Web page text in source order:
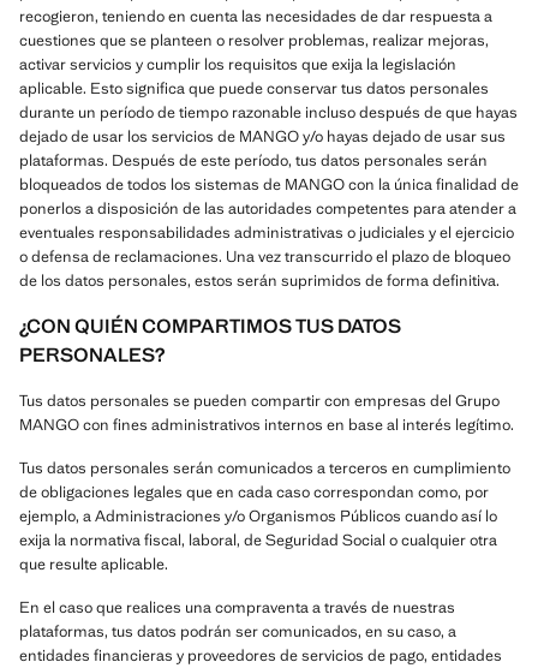
recogieron, teniendo en cuenta las necesidades de dar respuesta a
cuestiones que se planteen o resolver problemas, realizar mejoras,
activar servicios y cumplir los requisitos que exija la legislación
aplicable. Esto significa que puede conservar tus datos personales
durante un período de tiempo razonable incluso después de que hayas
dejado de usar los servicios de MANGO y/o hayas dejado de usar sus
plataformas. Después de este período, tus datos personales serán
bloqueados de todos los sistemas de MANGO con la única finalidad de
ponerlos a disposición de las autoridades competentes para atender a
eventuales responsabilidades administrativas o judiciales y el ejercicio
o defensa de reclamaciones. Una vez transcurrido el plazo de bloqueo
de los datos personales, estos serán suprimidos de forma definitiva.
¿CON QUIÉN COMPARTIMOS TUS DATOS
PERSONALES?
Tus datos personales se pueden compartir con empresas del Grupo
MANGO con fines administrativos internos en base al interés legítimo.
Tus datos personales serán comunicados a terceros en cumplimiento
de obligaciones legales que en cada caso correspondan como, por
ejemplo, a Administraciones y/o Organismos Públicos cuando así lo
exija la normativa fiscal, laboral, de Seguridad Social o cualquier otra
que resulte aplicable.
En el caso que realices una compraventa a través de nuestras
plataformas, tus datos podrán ser comunicados, en su caso, a
entidades financieras y proveedores de servicios de pago, entidades